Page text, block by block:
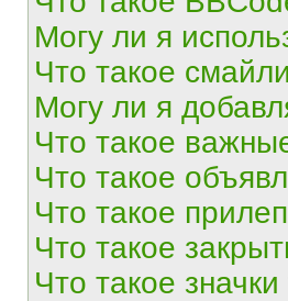
Могу ли я
Что такое
Могу ли я
Что такое
Что такое
Что такое
Что такое
Что такое